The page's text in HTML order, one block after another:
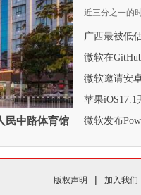
民中路体育馆
近三分之一的
广西最被低
微软在
微软邀请安
苹果iOS17.1
微软发布
版权声明 | 加入我们